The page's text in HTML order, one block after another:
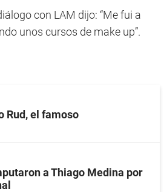
con LAM dijo: “Me fui a
unos cursos de make up”.
Rud, el famoso
a Thiago Medina por